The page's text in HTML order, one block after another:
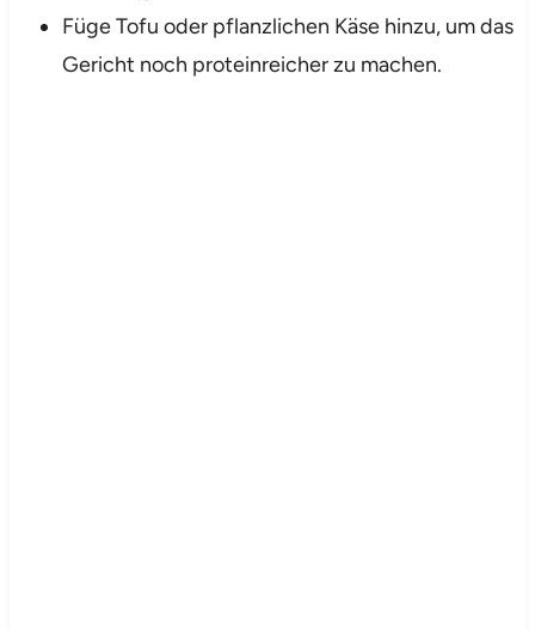
Füge Tofu oder pflanzlichen Käse hinzu, um das
Gericht noch proteinreicher zu machen.